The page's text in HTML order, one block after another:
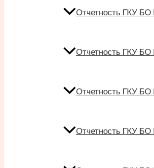
Отчетность ГКУ БО
Отчетность ГКУ БО
Отчетность ГКУ БО
Отчетность ГКУ БО